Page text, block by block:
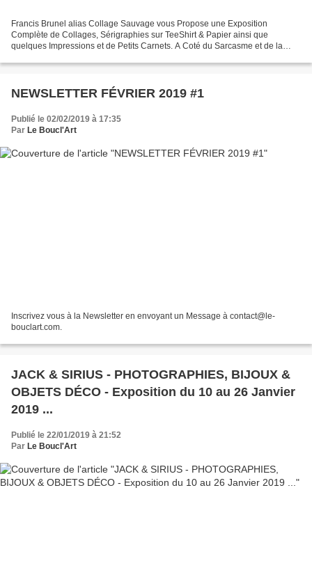
Francis Brunel alias Collage Sauvage vous Propose une Exposition
Complète de Collages, Sérigraphies sur TeeShirt & Papier ainsi que
quelques Impressions et de Petits Carnets. A Coté du Sarcasme et de la
NEWSLETTER FÉVRIER 2019 #1
Publié le 02/02/2019 à 17:35
Par Le Boucl'Art
Inscrivez vous à la Newsletter en envoyant un Message à contact@le-
bouclart.com.
JACK & SIRIUS - PHOTOGRAPHIES, BIJOUX &
OBJETS DÉCO - Exposition du 10 au 26 Janvier
2019 ...
Publié le 22/01/2019 à 21:52
Par Le Boucl'Art